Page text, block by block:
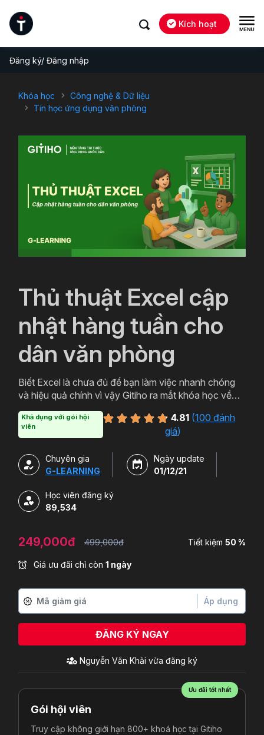
Kích hoạt
Đăng ký/ Đăng nhập
Khóa học
Công nghệ & Dữ liệu
Tin học ứng dụng văn phòng
Thủ thuật Excel cập
nhật hàng tuần cho
dân văn phòng
Biết Excel là chưa đủ để bạn làm việc nhanh chóng
và hiệu quả chính vì vậy Gitiho ra mắt khóa học về
văn phòng sẽ tự tin thao tác về những hàm, công cụ
trong Excel và ứng dụng để giải quyết công việc một
Khả dụng với gói hội
viên
4.81 (100 đánh
giá)
Chuyên gia
G-LEARNING
Ngày update
01/12/21
Học viên đăng ký
89,534
249,000đ 499,000đ Tiết kiệm 50 %
Giá ưu đãi chỉ còn 1 ngày
Áp dụng
ĐĂNG KÝ NGAY
Ưu đãi tốt nhất
Gói hội viên
Truy cập không giới hạn 800+ khoá học tại Gitiho